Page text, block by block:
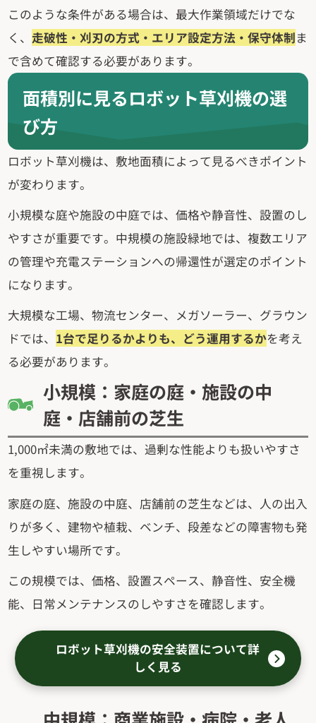
このような条件がある場合は、最大作業領域だけでな
く、 走破性・刈刃の方式・エリア設定方法・保守体制ま
で含めて確認する必要があります。
面積別に見るロボット草刈機の選
び方
ロボット草刈機は、敷地面積によって見るべきポイント
が変わります。
小規模な庭や施設の中庭では、価格や静音性、設置のし
やすさが重要です。中規模の施設緑地では、複数エリア
の管理や充電ステーションへの帰還性が選定のポイント
になります。
大規模な工場、物流センター、メガソーラー、グラウン
ドでは、 1台で足りるかよりも、どう運用するかを考え
る必要があります。
小規模：家庭の庭・施設の中
庭・店舗前の芝生
1,000㎡未満の敷地では、過剰な性能よりも扱いやすさ
を重視します。
家庭の庭、施設の中庭、店舗前の芝生などは、人の出入
りが多く、建物や植栽、ベンチ、段差などの障害物も発
生しやすい場所です。
この規模では、価格、設置スペース、静音性、安全機
能、日常メンテナンスのしやすさを確認します。
ロボット草刈機の安全装置について詳
しく見る